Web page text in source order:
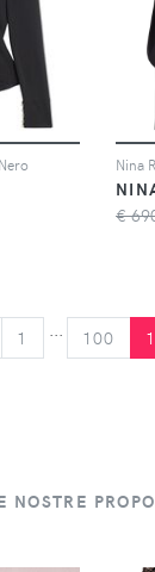
Nina
€
1 100
NOSTRE